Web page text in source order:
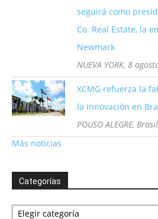
seguirá como
Co. Real Estate, la
Newmark
NUEVA YORK, 8
XCMG refuerza la
la innovación en
POUSO ALEGRE,
Más noticias
Categorías
Categorías